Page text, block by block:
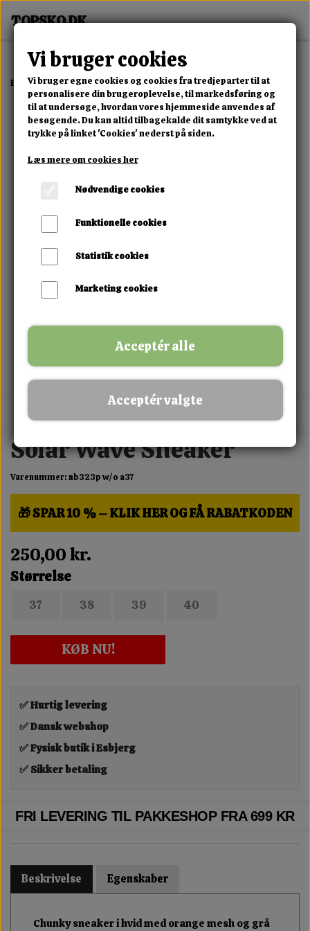
Forside Dame Alle Damesko Solar Wave Sneaker
MIX FRIT · KØB 3 BETAL FOR 2
Solar Wave Sneaker
Varenummer: nb323p w/o a37
🎁 SPAR 10 % – KLIK HER OG FÅ RABATKODEN
250,00 kr.
Størrelse
37 38 39 40
KØB NU!
✅ Hurtig levering
✅ Dansk webshop
✅ Fysisk butik i Esbjerg
✅ Sikker betaling
FRI LEVERING TIL PAKKESHOP FRA 699 KR
Beskrivelse Egenskaber
Chunky sneaker i hvid med orange mesh og grå
Vi bruger cookies
Vi bruger egne cookies og cookies fra tredjeparter til at
personalisere din brugeroplevelse, til markedsføring og
til at undersøge, hvordan vores hjemmeside anvendes af
besøgende. Du kan altid tilbagekalde dit samtykke ved at
trykke på linket 'Cookies' nederst på siden.
Læs mere om cookies her
Nødvendige cookies
Funktionelle cookies
Statistik cookies
Marketing cookies
Acceptér alle
Acceptér valgte